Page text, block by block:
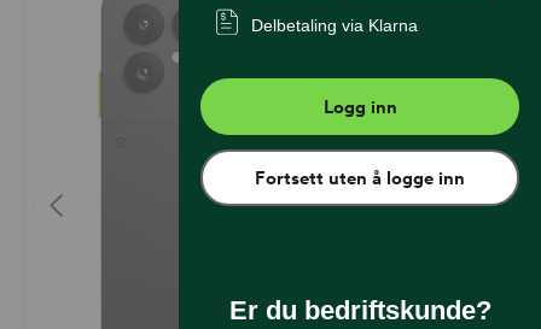
Delbetaling via Klarna
Logg inn
Fortsett uten å logge inn
Er du bedriftskunde?